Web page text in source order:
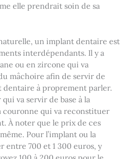
elle prendrait soin de sa
un implant dentaire est
interdépendants. Il y a
ou en zircone qui va
mâchoire afin de servir de
dentaire à proprement parler.
va servir de base à la
couronne qui va reconstituer
À noter que le prix de ces
Pour l’implant ou la
entre 700 et 1 300 euros, y